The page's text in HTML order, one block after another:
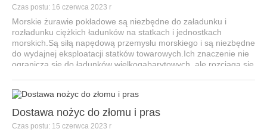
Czas postu: 16 czerwca 2023 r
Morskie żurawie pokładowe są niezbędne do załadunku i
rozładunku ciężkich ładunków na statkach i jednostkach
morskich.Są siłą napędową przemysłu morskiego i są niezbędne
do wydajnej eksploatacji statków towarowych.Ich znaczenie nie
ogranicza się do ładunków wielkogabarytowych, ale rozciąga się
Dostawa nożyc do złomu i pras
Czas postu: 15 czerwca 2023 r